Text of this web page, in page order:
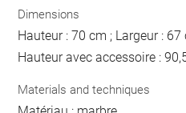
Dimensions
Hauteur : 70 cm ; Largeur :
Hauteur avec accessoire :
Materials and techniques